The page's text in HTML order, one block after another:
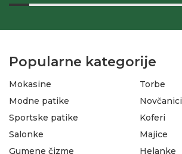
Popularne kategorije
Mokasine
Modne patike
Sportske patike
Salonke
Gumene čizme
Torbe
Novčanici
Koferi
Majice
Helanke